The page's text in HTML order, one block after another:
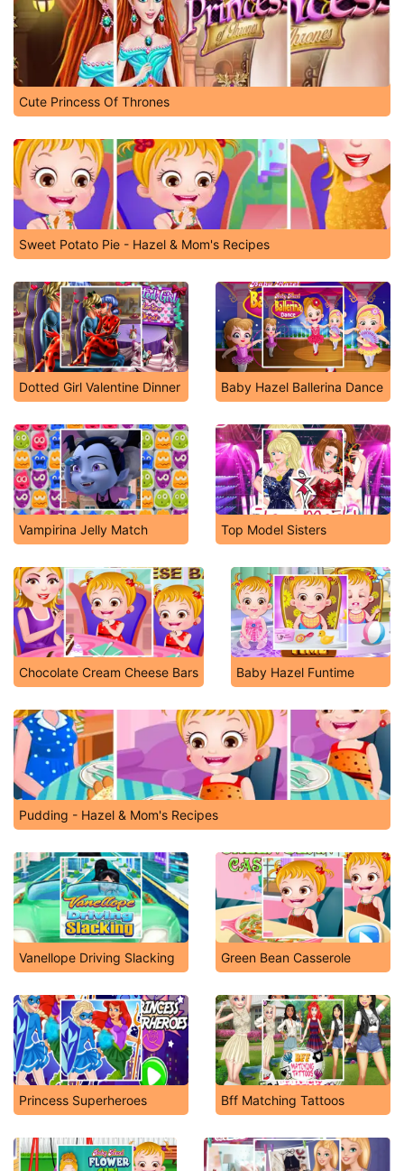
Cute Princess Of Thrones
Sweet Potato Pie - Hazel & Mom's Recipes
Dotted Girl Valentine Dinner Baby Hazel Ballerina Dance
Vampirina Jelly Match Top Model Sisters
Chocolate Cream Cheese Bars Baby Hazel Funtime
Pudding - Hazel & Mom's Recipes
Vanellope Driving Slacking Green Bean Casserole
Princess Superheroes Bff Matching Tattoos